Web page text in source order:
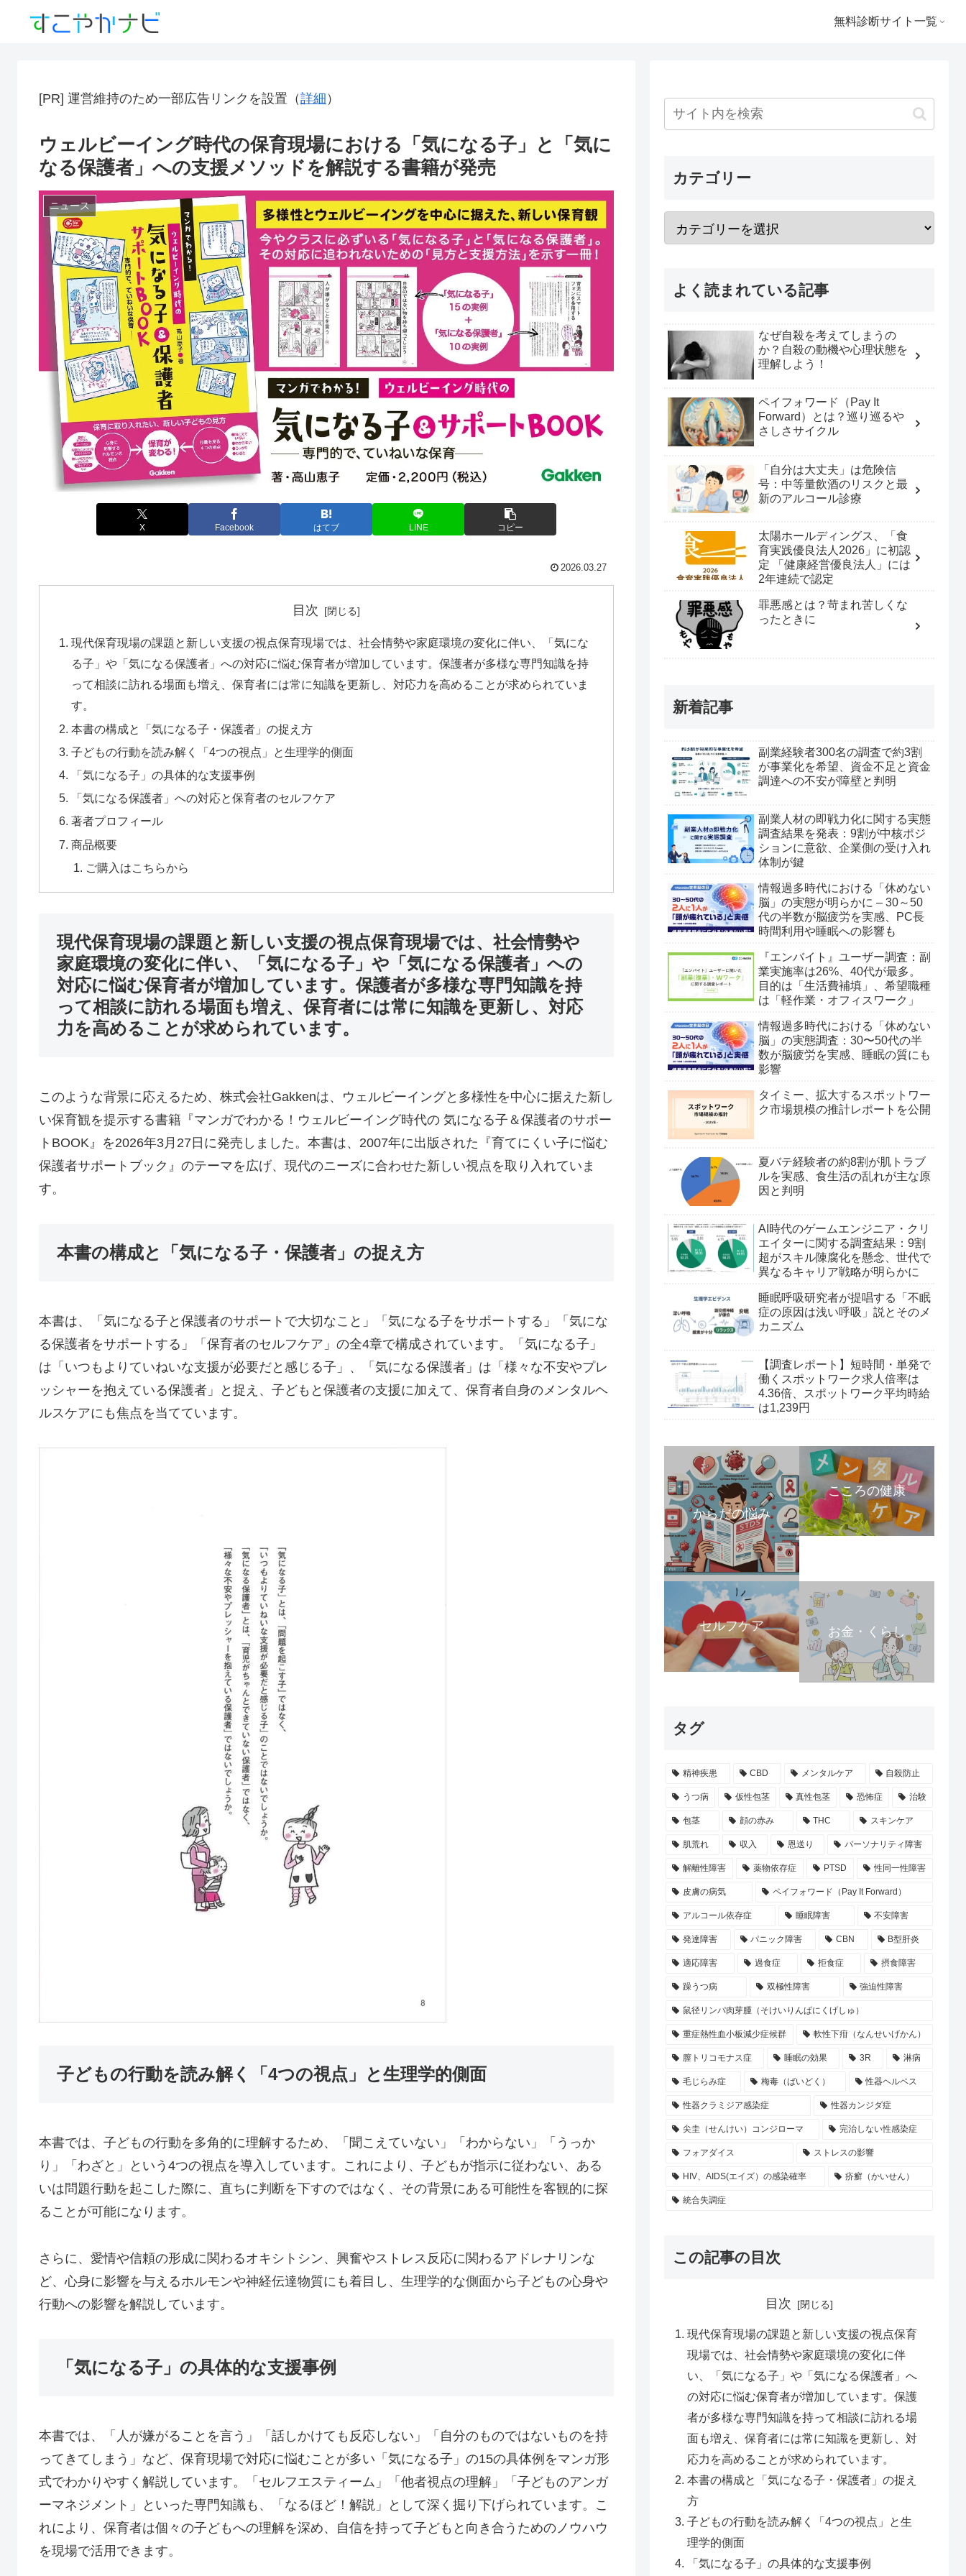
無料診断サイト一覧
[PR] 運営維持のため一部広告リンクを設置（詳細 ）
ウェルビーイング時代の保育現場における「気になる子」と「気に
なる保護者」への支援メソッドを解説する書籍が発売
ニュース
X Facebook はてブ LINE コピー
2026.03.27
目次
現代保育現場の課題と新しい支援の視点保育現場では、社会情勢や家庭環境の変化に伴い、「気にな
る子」や「気になる保護者」への対応に悩む保育者が増加しています。保護者が多様な専門知識を持
って相談に訪れる場面も増え、保育者には常に知識を更新し、対応力を高めることが求められていま
す。
本書の構成と「気になる子・保護者」の捉え方
子どもの行動を読み解く「4つの視点」と生理学的側面
「気になる子」の具体的な支援事例
「気になる保護者」への対応と保育者のセルフケア
著者プロフィール
商品概要
ご購入はこちらから
現代保育現場の課題と新しい支援の視点保育現場では、社会情勢や
家庭環境の変化に伴い、「気になる子」や「気になる保護者」への
対応に悩む保育者が増加しています。保護者が多様な専門知識を持
って相談に訪れる場面も増え、保育者には常に知識を更新し、対応
力を高めることが求められています。
このような背景に応えるため、株式会社Gakkenは、ウェルビーイングと多様性を中心に据えた新し
い保育観を提示する書籍『マンガでわかる！ウェルビーイング時代の 気になる子＆保護者のサポー
トBOOK』を2026年3月27日に発売しました。本書は、2007年に出版された『育てにくい子に悩む
保護者サポートブック』のテーマを広げ、現代のニーズに合わせた新しい視点を取り入れていま
す。
本書の構成と「気になる子・保護者」の捉え方
本書は、「気になる子と保護者のサポートで大切なこと」「気になる子をサポートする」「気にな
る保護者をサポートする」「保育者のセルフケア」の全4章で構成されています。「気になる子」
は「いつもよりていねいな支援が必要だと感じる子」、「気になる保護者」は「様々な不安やプレ
ッシャーを抱えている保護者」と捉え、子どもと保護者の支援に加えて、保育者自身のメンタルヘ
ルスケアにも焦点を当てています。
子どもの行動を読み解く「4つの視点」と生理学的側面
本書では、子どもの行動を多角的に理解するため、「聞こえていない」「わからない」「うっか
り」「わざと」という4つの視点を導入しています。これにより、子どもが指示に従わない、ある
いは問題行動を起こした際に、直ちに判断を下すのではなく、その背景にある可能性を客観的に探
ることが可能になります。
さらに、愛情や信頼の形成に関わるオキシトシン、興奮やストレス反応に関わるアドレナリンな
ど、心身に影響を与えるホルモンや神経伝達物質にも着目し、生理学的な側面から子どもの心身や
行動への影響を解説しています。
「気になる子」の具体的な支援事例
本書では、「人が嫌がることを言う」「話しかけても反応しない」「自分のものではないものを持
ってきてしまう」など、保育現場で対応に悩むことが多い「気になる子」の15の具体例をマンガ形
式でわかりやすく解説しています。「セルフエスティーム」「他者視点の理解」「子どものアンガ
ーマネジメント」といった専門知識も、「なるほど！解説」として深く掘り下げられています。こ
れにより、保育者は個々の子どもへの理解を深め、自信を持って子どもと向き合うためのノウハウ
を現場で活用できます。
カテゴリー
よく読まれている記事
なぜ自殺を考えてしまうの
か？自殺の動機や心理状態を
理解しよう！
ペイフォワード（Pay It
Forward）とは？巡り巡るや
さしさサイクル
「自分は大丈夫」は危険信
号：中等量飲酒のリスクと最
新のアルコール診療
太陽ホールディングス、「食
育実践優良法人2026」に初認
定 「健康経営優良法人」には
2年連続で認定
罪悪感とは？苛まれ苦しくな
ったときに
新着記事
副業経験者300名の調査で約3割
が事業化を希望、資金不足と資金
調達への不安が障壁と判明
副業人材の即戦力化に関する実態
調査結果を発表：9割が中核ポジ
ションに意欲、企業側の受け入れ
体制が鍵
情報過多時代における「休めない
脳」の実態が明らかに – 30～50
代の半数が脳疲労を実感、PC長
時間利用や睡眠への影響も
『エンバイト』ユーザー調査：副
業実施率は26%、40代が最多。
目的は「生活費補填」、希望職種
は「軽作業・オフィスワーク」
情報過多時代における「休めない
脳」の実態調査：30〜50代の半
数が脳疲労を実感、睡眠の質にも
影響
タイミー、拡大するスポットワー
ク市場規模の推計レポートを公開
夏バテ経験者の約8割が肌トラブ
ルを実感、食生活の乱れが主な原
因と判明
AI時代のゲームエンジニア・クリ
エイターに関する調査結果：9割
超がスキル陳腐化を懸念、世代で
異なるキャリア戦略が明らかに
睡眠呼吸研究者が提唱する「不眠
症の原因は浅い呼吸」説とそのメ
カニズム
【調査レポート】短時間・単発で
働くスポットワーク求人倍率は
4.36倍、スポットワーク平均時給
は1,239円
からだの悩み
こころの健康
セルフケア お金・くらし
タグ
精神疾患 CBD メンタルケア 自殺防止
うつ病 仮性包茎 真性包茎 恐怖症 治験
包茎 顔の赤み THC スキンケア
肌荒れ 収入 恩送り パーソナリティ障害
解離性障害 薬物依存症 PTSD 性同一性障害
皮膚の病気 ペイフォワード（Pay It Forward）
アルコール依存症 睡眠障害 不安障害
発達障害 パニック障害 CBN B型肝炎
適応障害 過食症 拒食症 摂食障害
躁うつ病 双極性障害 強迫性障害
鼠径リンパ肉芽腫（そけいりんぱにくげしゅ）
重症熱性血小板減少症候群 軟性下疳（なんせいげかん）
膣トリコモナス症 睡眠の効果 3R 淋病
毛じらみ症 梅毒（ばいどく） 性器ヘルペス
性器クラミジア感染症 性器カンジダ症
尖圭（せんけい）コンジローマ 完治しない性感染症
フォアダイス ストレスの影響
HIV、AIDS(エイズ）の感染確率 疥癬（かいせん）
統合失調症
この記事の目次
目次
現代保育現場の課題と新しい支援の視点保育
現場では、社会情勢や家庭環境の変化に伴
い、「気になる子」や「気になる保護者」へ
の対応に悩む保育者が増加しています。保護
者が多様な専門知識を持って相談に訪れる場
面も増え、保育者には常に知識を更新し、対
応力を高めることが求められています。
本書の構成と「気になる子・保護者」の捉え
方
子どもの行動を読み解く「4つの視点」と生
理学的側面
「気になる子」の具体的な支援事例